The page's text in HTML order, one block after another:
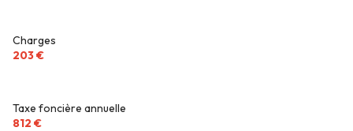
Charges
203 €
Taxe foncière annuelle
812 €